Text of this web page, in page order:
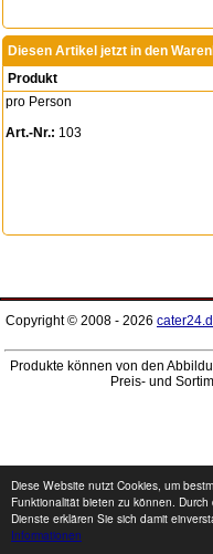
Diese Website nutzt Cookies, um
Funktionalität bieten zu können.
Dienste erklären Sie sich damit
Informationen
Diesen Artikel jetzt in den
Produkt
pro Person
Art.-Nr.: 103
Copyright © 2008 - 2026
Produkte können von den
Preis- und